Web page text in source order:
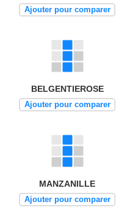
Ajouter pour comparer
BELGENTIEROSE
Ajouter pour comparer
MANZANILLE
Ajouter pour comparer